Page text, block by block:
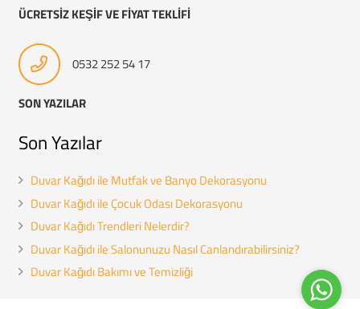
ÜCRETSİZ KEŞİF VE FİYAT TEKLİFİ
0532 252 54 17
SON YAZILAR
Son Yazılar
Duvar Kağıdı ile Mutfak ve Banyo Dekorasyonu
Duvar Kağıdı ile Çocuk Odası Dekorasyonu
Duvar Kağıdı Trendleri Nelerdir?
Duvar Kağıdı ile Salonunuzu Nasıl Canlandırabilirsiniz?
Duvar Kağıdı Bakımı ve Temizliği